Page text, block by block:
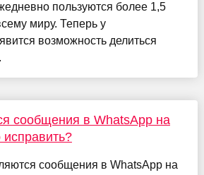
пользуются более 1,5
миру. Теперь у
возможность делиться
сообщения в WhatsApp на
сообщения в WhatsApp на